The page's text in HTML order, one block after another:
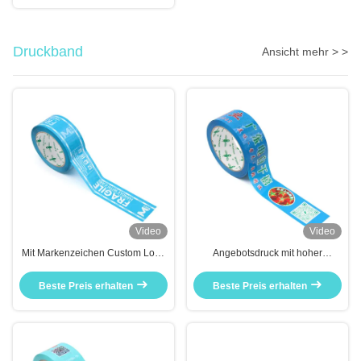
Druckband Ansicht mehr > >
Video
Mit Markenzeichen Custom Logo
Verpackungsteppich Fabrik
Beste Preis erhalten
Video
Angebotsdruck mit hoher
Logo-Klebebändern
Beste Preis erhalten